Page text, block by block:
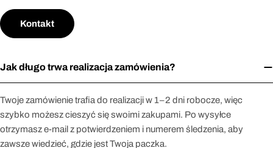
Kontakt
Jak długo trwa realizacja zamówienia?
Twoje zamówienie trafia do realizacji w 1–2 dni robocze, więc
szybko możesz cieszyć się swoimi zakupami. Po wysyłce
otrzymasz e-mail z potwierdzeniem i numerem śledzenia, aby
zawsze wiedzieć, gdzie jest Twoja paczka.